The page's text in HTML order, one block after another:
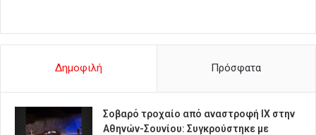
Δημοφιλή Πρόσφατα
Σοβαρό τροχαίο από αναστροφή ΙΧ στην
Αθηνών-Σουνίου: Συγκρούστηκε με